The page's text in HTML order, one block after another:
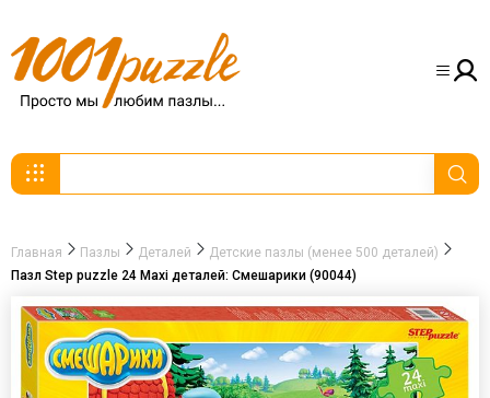
Главная Пазлы Деталей
Детские пазлы (менее 500 деталей)
Пазл Step puzzle 24 Maxi деталей: Смешарики (90044)